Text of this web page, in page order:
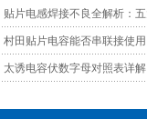
太诱电容伏数字母对照表详解